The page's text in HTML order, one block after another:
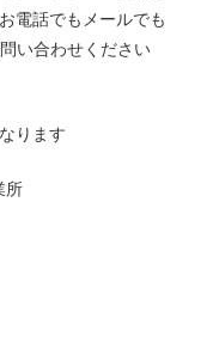
電話でもメールでも
い合わせください
ります
所